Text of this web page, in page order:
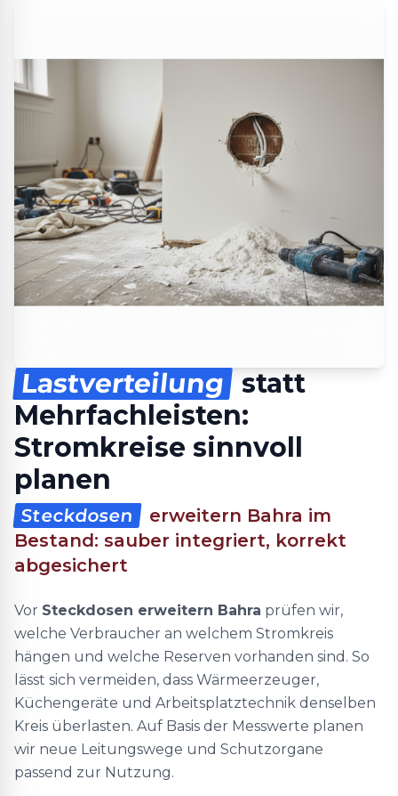
Lastverteilung statt
Mehrfachleisten:
Stromkreise sinnvoll
planen
Steckdosen
erweitern Bahra im
Bestand: sauber integriert, korrekt
abgesichert
Vor Steckdosen erweitern Bahra prüfen wir,
welche Verbraucher an welchem Stromkreis
hängen und welche Reserven vorhanden sind. So
lässt sich vermeiden, dass Wärmeerzeuger,
Küchengeräte und Arbeitsplatztechnik denselben
Kreis überlasten. Auf Basis der Messwerte planen
wir neue Leitungswege und Schutzorgane
passend zur Nutzung.